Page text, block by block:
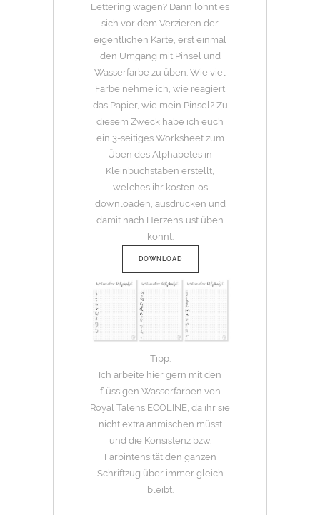
Lettering wagen? Dann lohnt es
sich vor dem Verzieren der
eigentlichen Karte, erst einmal
den Umgang mit Pinsel und
Wasserfarbe zu üben. Wie viel
Farbe nehme ich, wie reagiert
das Papier, wie mein Pinsel? Zu
diesem Zweck habe ich euch
ein 3-seitiges Worksheet zum
Üben des Alphabetes in
Kleinbuchstaben erstellt,
welches ihr kostenlos
downloaden, ausdrucken und
damit nach Herzenslust üben
könnt.
DOWNLOAD
Tipp:
Ich arbeite hier gern mit den
flüssigen Wasserfarben von
Royal Talens ECOLINE, da ihr sie
nicht extra anmischen müsst
und die Konsistenz bzw.
Farbintensität den ganzen
Schriftzug über immer gleich
bleibt.